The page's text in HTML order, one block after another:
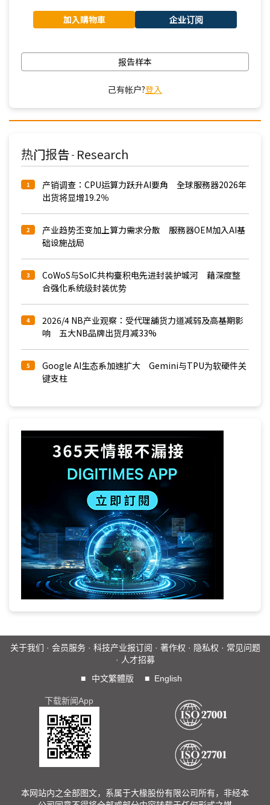
加入購物車 企业订阅
报告样本
己有帐户?登入
热门报告 - Research
1
产销调查：CPU运算力跃升AI要角 全球服務器2026年
出货将显增19.2％
2
产业趋势丕变加上算力需求分散 服務器OEM加入AI基
础设施战局
3
CoWoS与SoIC共构臺积电先进封装护城河 藉深度整
合强化系统级封装优势
4
2026/4 NB产业观察：受代理舖货力道减弱及高基期影
响 五大NB品牌出货月减33%
5
Google AI生态系加速扩大 Gemini与TPU为软硬件关
键支柱
关于我们 · 会员服务· 科技产业报订阅 · 著作权 · 隐私权 · 常见问题
· 人才招募
■
中文繁體版 ■ English
下载新闻App
本网站内之全部图文，系属于大椽股份有限公司所有，非经本